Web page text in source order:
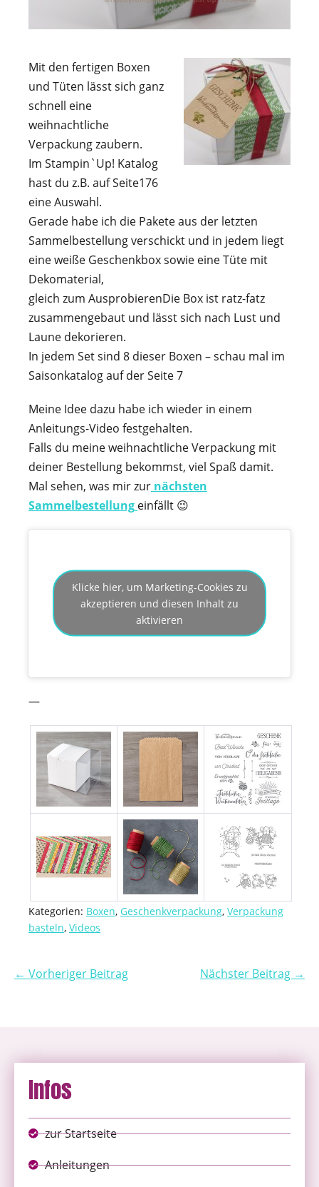
Mit den fertigen Boxen
und Tüten lässt sich ganz
schnell eine
weihnachtliche
Verpackung zaubern.
Im Stampin`Up! Katalog
hast du z.B. auf Seite176
eine Auswahl.
Gerade habe ich die Pakete aus der letzten
Sammelbestellung verschickt und in jedem liegt
eine weiße Geschenkbox sowie eine Tüte mit
Dekomaterial,
gleich zum AusprobierenDie Box ist ratz-fatz
zusammengebaut und lässt sich nach Lust und
Laune dekorieren.
In jedem Set sind 8 dieser Boxen – schau mal im
Saisonkatalog auf der Seite 7
Meine Idee dazu habe ich wieder in einem
Anleitungs-Video festgehalten.
Falls du meine weihnachtliche Verpackung mit
deiner Bestellung bekommst, viel Spaß damit.
Mal sehen, was mir zur nächsten
Sammelbestellung einfällt 😉
Klicke hier, um Marketing-Cookies zu
akzeptieren und diesen Inhalt zu
aktivieren
—
Kategorien: Boxen, Geschenkverpackung, Verpackung
basteln, Videos
← Vorheriger Beitrag Nächster Beitrag →
Infos
zur Startseite
Anleitungen